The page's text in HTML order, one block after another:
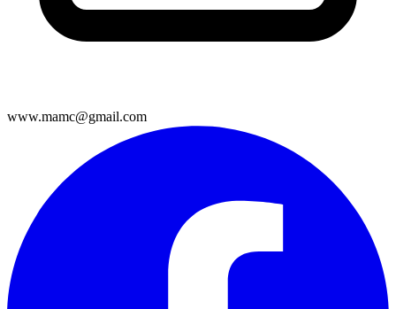
www.mamc@gmail.com